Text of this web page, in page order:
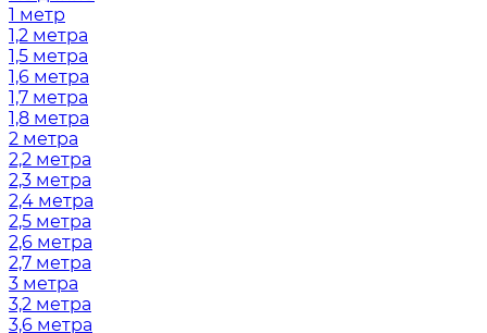
1 метр
1,2 метра
1,5 метра
1,6 метра
1,7 метра
1,8 метра
2 метра
2,2 метра
2,3 метра
2,4 метра
2,5 метра
2,6 метра
2,7 метра
3 метра
3,2 метра
3,6 метра